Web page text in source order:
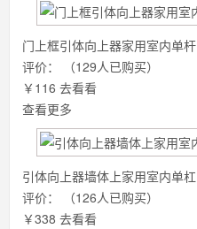
门上框引体向上器家用室内单杆
评价：
（129人已购买）
￥116 去看看
查看更多
引体向上器墙体上家用室内单杠
评价：
（126人已购买）
￥338 去看看